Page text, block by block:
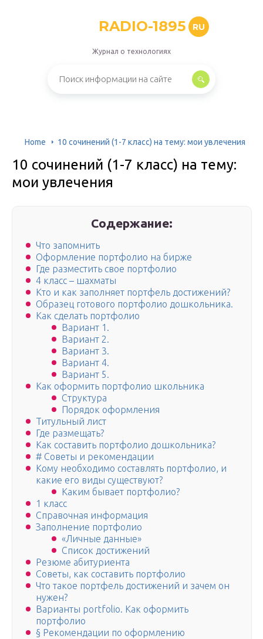
RADIO-1895 RU
Журнал о технологиях
Home 10 сочинений (1-7 класс) на тему: мои увлечения
10 сочинений (1-7 класс) на тему:
мои увлечения
Содержание:
Что запомнить
Оформление портфолио на бирже
Где разместить свое портфолио
4 класс – шахматы
Кто и как заполняет портфель достижений?
Образец готового портфолио дошкольника.
Как сделать портфолио
Вариант 1.
Вариант 2.
Вариант 3.
Вариант 4.
Вариант 5.
Как оформить портфолио школьника
Структура
Порядок оформления
Титульный лист
Где размещать?
Как составить портфолио дошкольника?
# Советы и рекомендации
Кому необходимо составлять портфолио, и
какие его виды существуют?
Каким бывает портфолио?
1 класс
Справочная информация
Заполнение портфолио
«Личные данные»
Список достижений
Резюме абитуриента
Советы, как составить портфолио
Что такое портфель достижений и зачем он
нужен?
Варианты portfolio. Как оформить
портфолио
§ Рекомендации по оформлению